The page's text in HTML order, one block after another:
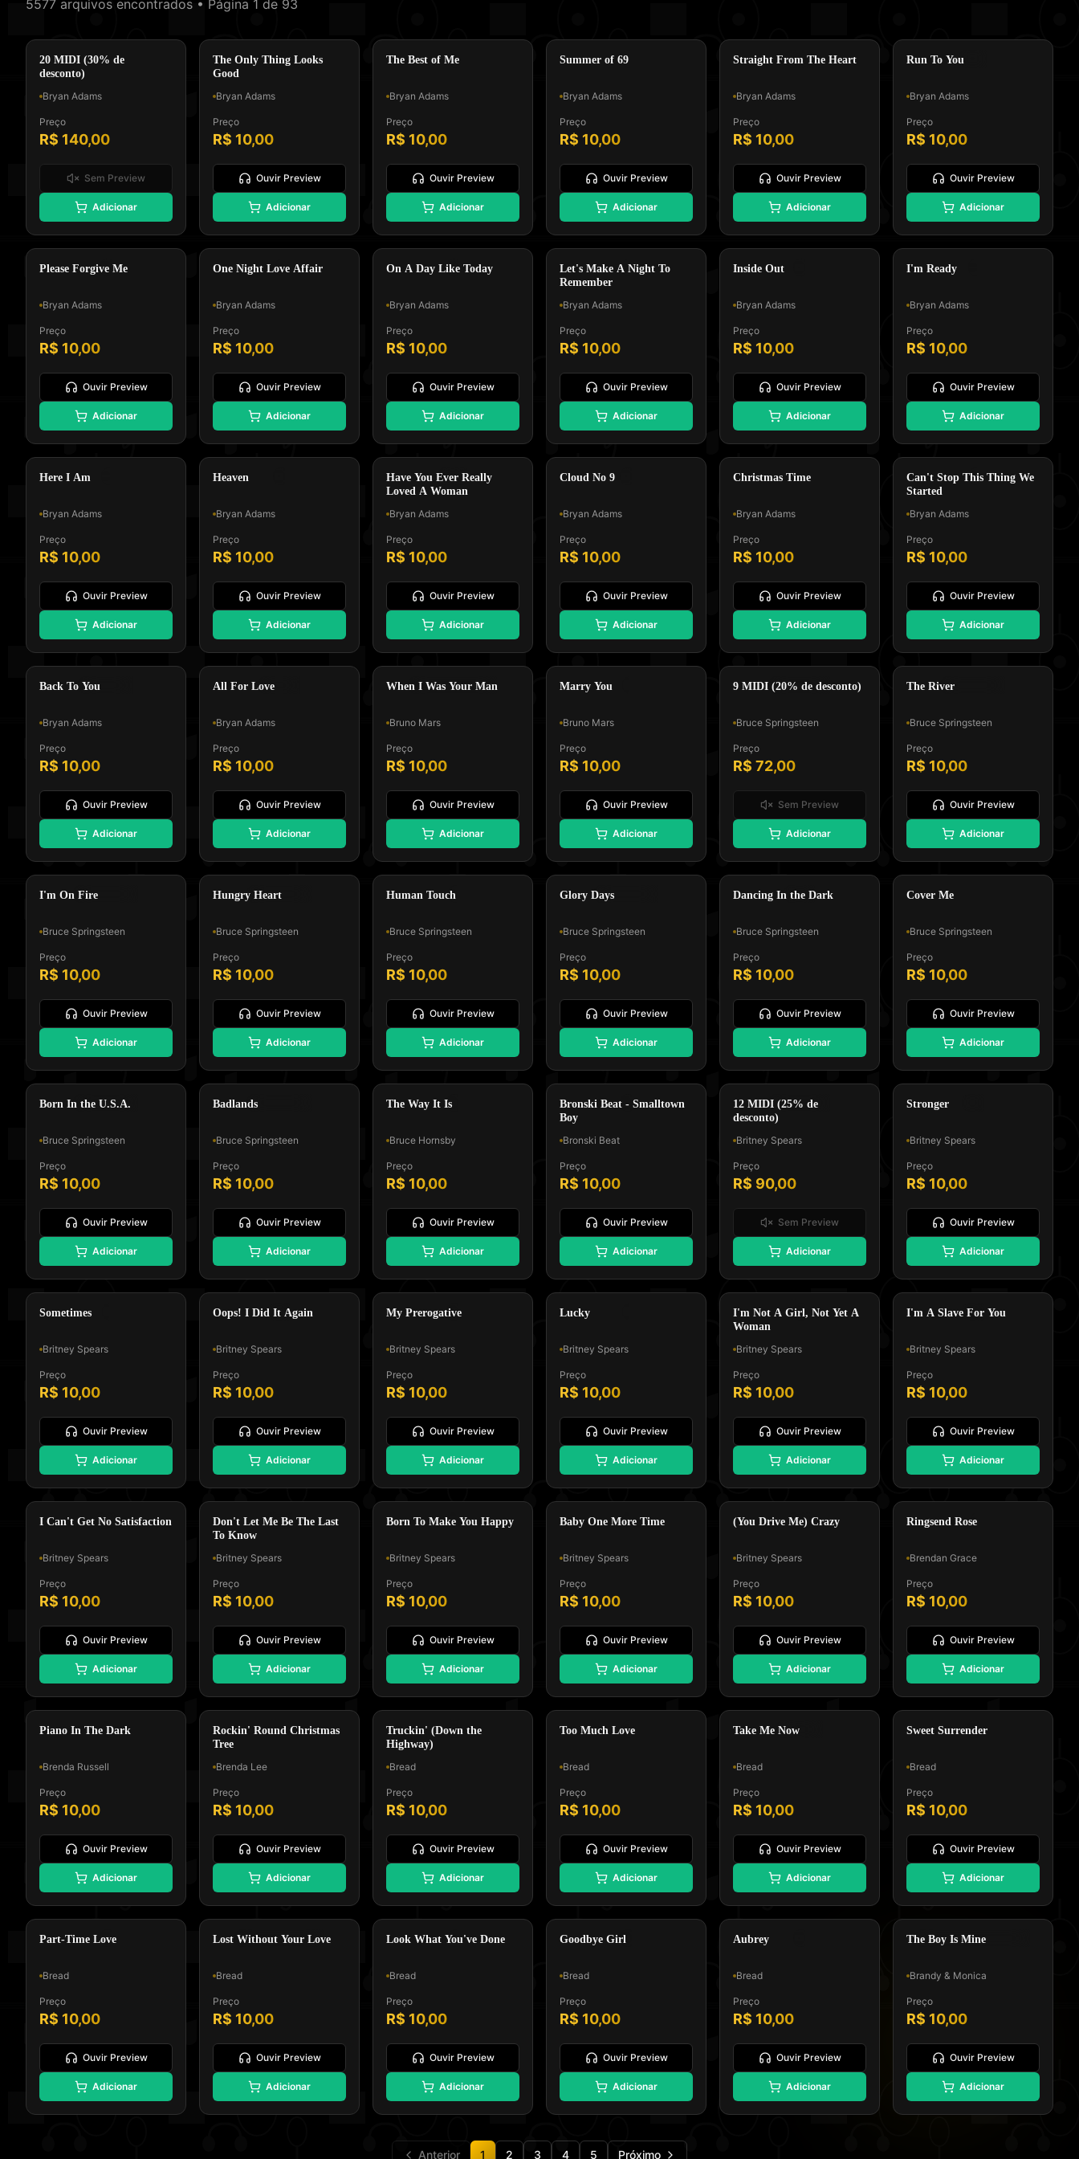
5577 arquivos encontrados • Página 1 de 93
🎵
Padrão GM, Formato 0 e Tipo
COLEÇÃO MIDI
20 MIDI (30% de
desconto)
Bryan Adams
Preço
R$ 140,00
Sem Preview
Adicionar
🎸
Padrão GM, Formato 0 e Tipo
Classic Rock
The Only Thing Looks
Good
Bryan Adams
Preço
R$ 10,00
Ouvir Preview
Adicionar
⭐
The Best of Me
Bryan Adams
Preço
R$ 10,00
Ouvir Preview
Adicionar
⭐
Summer of 69
Bryan Adams
Preço
R$ 10,00
Ouvir Preview
Adicionar
🎸
Rock Ballad
Straight From The Heart
Bryan Adams
Preço
R$ 10,00
Ouvir Preview
Adicionar
🎸
Run To You
Bryan Adams
Preço
R$ 10,00
Ouvir Preview
Adicionar
🎸
Padrão GM, Formato 0 e Tipo
Soft Rock
Please Forgive Me
Bryan Adams
Preço
R$ 10,00
Ouvir Preview
Adicionar
⭐
Padrão GM, Formato 0 e Tipo
Pop Rock
One Night Love Affair
Bryan Adams
Preço
R$ 10,00
Ouvir Preview
Adicionar
🎸
Padrão GM, Formato 0 e Tipo
Soft Rock
On A Day Like Today
Bryan Adams
Preço
R$ 10,00
Ouvir Preview
Adicionar
⭐
Padrão GM, Formato 0 e Tipo
Pop Rock
Let's Make A Night To
Remember
Bryan Adams
Preço
R$ 10,00
Ouvir Preview
Adicionar
🎸
Padrão GM, Formato 0 e Tipo
Inside Out
Bryan Adams
Preço
R$ 10,00
Ouvir Preview
Adicionar
⭐
Padrão GM, Formato 0 e Tipo
I'm Ready
Bryan Adams
Preço
R$ 10,00
Ouvir Preview
Adicionar
⭐
Padrão GM, Formato 0 e Tipo
Here I Am
Bryan Adams
Preço
R$ 10,00
Ouvir Preview
Adicionar
🎸
Padrão GM, Formato 0 e Tipo
Heaven
Bryan Adams
Preço
R$ 10,00
Ouvir Preview
Adicionar
🎸
Padrão GM, Formato 0 e Tipo
Rock Latino
Have You Ever Really
Loved A Woman
Bryan Adams
Preço
R$ 10,00
Ouvir Preview
Adicionar
🎸
Padrão GM, Formato 0 e Tipo
Cloud No 9
Bryan Adams
Preço
R$ 10,00
Ouvir Preview
Adicionar
🎄
Padrão GM, Formato 0 e Tipo
Christmas Time
Bryan Adams
Preço
R$ 10,00
Ouvir Preview
Adicionar
⭐
Padrão GM, Formato 0 e Tipo
Pop Rock
Can't Stop This Thing We
Started
Bryan Adams
Preço
R$ 10,00
Ouvir Preview
Adicionar
🎸
Padrão GM, Formato 0 e Tipo
Back To You
Bryan Adams
Preço
R$ 10,00
Ouvir Preview
Adicionar
🎵
Padrão GM, Formato 0 e Tipo
All For Love
Bryan Adams
Preço
R$ 10,00
Ouvir Preview
Adicionar
🌙
Padrão GM, Formato 0 e Tipo
Balada Romantica
When I Was Your Man
Bruno Mars
Preço
R$ 10,00
Ouvir Preview
Adicionar
🎤
Padrão GM, Formato 0 e Tipo
Marry You
Bruno Mars
Preço
R$ 10,00
Ouvir Preview
Adicionar
🎵
Padrão GM, Formato 0 e Tipo
COLEÇÃO MIDI
9 MIDI (20% de desconto)
Bruce Springsteen
Preço
R$ 72,00
Sem Preview
Adicionar
🎸
Padrão GM, Formato 0 e Tipo
The River
Bruce Springsteen
Preço
R$ 10,00
Ouvir Preview
Adicionar
🎸
Padrão GM, Formato 0 e Tipo
Heartland Rock
I'm On Fire
Bruce Springsteen
Preço
R$ 10,00
Ouvir Preview
Adicionar
🎸
Padrão GM, Formato 0 e Tipo
Heartland Rock
Hungry Heart
Bruce Springsteen
Preço
R$ 10,00
Ouvir Preview
Adicionar
⭐
Padrão GM, Formato 0 e Tipo
Human Touch
Bruce Springsteen
Preço
R$ 10,00
Ouvir Preview
Adicionar
🎸
Padrão GM, Formato 0 e Tipo
Glory Days
Bruce Springsteen
Preço
R$ 10,00
Ouvir Preview
Adicionar
💃
Padrão GM, Formato 0 e Tipo
Dance Rock
Dancing In the Dark
Bruce Springsteen
Preço
R$ 10,00
Ouvir Preview
Adicionar
🎸
Padrão GM, Formato 0 e Tipo
Cover Me
Bruce Springsteen
Preço
R$ 10,00
Ouvir Preview
Adicionar
🎸
Padrão GM, Formato 0 e Tipo
Heartland Rock
Born In the U.S.A.
Bruce Springsteen
Preço
R$ 10,00
Ouvir Preview
Adicionar
🎸
Padrão GM, Formato 0 e Tipo
Badlands
Bruce Springsteen
Preço
R$ 10,00
Ouvir Preview
Adicionar
🎸
Padrão GM, Formato 0 e Tipo
The Way It Is
Bruce Hornsby
Preço
R$ 10,00
Ouvir Preview
Adicionar
🎹
Padrão GM, Formato 0 e Tipo
Synthpop
Bronski Beat - Smalltown
Boy
Bronski Beat
Preço
R$ 10,00
Ouvir Preview
Adicionar
🎵
Padrão GM, Formato 0 e Tipo
COLEÇÃO MIDI
12 MIDI (25% de
desconto)
Britney Spears
Preço
R$ 90,00
Sem Preview
Adicionar
⭐
Padrão GM, Formato 0 e Tipo
Stronger
Britney Spears
Preço
R$ 10,00
Ouvir Preview
Adicionar
⭐
Padrão GM, Formato 0 e Tipo
Sometimes
Britney Spears
Preço
R$ 10,00
Ouvir Preview
Adicionar
⭐
Padrão GM, Formato 0 e Tipo
Dance Pop
Oops! I Did It Again
Britney Spears
Preço
R$ 10,00
Ouvir Preview
Adicionar
🎹
Padrão GM, Formato 0 e Tipo
My Prerogative
Britney Spears
Preço
R$ 10,00
Ouvir Preview
Adicionar
⭐
Padrão GM, Formato 0 e Tipo
Lucky
Britney Spears
Preço
R$ 10,00
Ouvir Preview
Adicionar
🎸
Padrão GM, Formato 0 e Tipo
Soft Rock
I'm Not A Girl, Not Yet A
Woman
Britney Spears
Preço
R$ 10,00
Ouvir Preview
Adicionar
⭐
Padrão GM, Formato 0 e Tipo
Dance Pop
I'm A Slave For You
Britney Spears
Preço
R$ 10,00
Ouvir Preview
Adicionar
⭐
Padrão GM, Formato 0 e Tipo
Dance Pop
I Can't Get No Satisfaction
Britney Spears
Preço
R$ 10,00
Ouvir Preview
Adicionar
⭐
Padrão GM, Formato 0 e Tipo
Balada Pop
Don't Let Me Be The Last
To Know
Britney Spears
Preço
R$ 10,00
Ouvir Preview
Adicionar
⭐
Padrão GM, Formato 0 e Tipo
Teen Pop
Born To Make You Happy
Britney Spears
Preço
R$ 10,00
Ouvir Preview
Adicionar
⭐
Padrão GM, Formato 0 e Tipo
Teen Pop
Baby One More Time
Britney Spears
Preço
R$ 10,00
Ouvir Preview
Adicionar
⭐
Padrão GM, Formato 0 e Tipo
Dance Pop
(You Drive Me) Crazy
Britney Spears
Preço
R$ 10,00
Ouvir Preview
Adicionar
🪕
Padrão GM, Formato 0 e Tipo
Ringsend Rose
Brendan Grace
Preço
R$ 10,00
Ouvir Preview
Adicionar
🎤
Padrão GM, Formato 0 e Tipo
Soul/R&B
Piano In The Dark
Brenda Russell
Preço
R$ 10,00
Ouvir Preview
Adicionar
🎄
Padrão GM, Formato 0 e Tipo
Natal
Rockin' Round Christmas
Tree
Brenda Lee
Preço
R$ 10,00
Ouvir Preview
Adicionar
🎸
Padrão GM, Formato 0 e Tipo
Soft Rock
Truckin' (Down the
Highway)
Bread
Preço
R$ 10,00
Ouvir Preview
Adicionar
⭐
Padrão GM, Formato 0 e Tipo
Too Much Love
Bread
Preço
R$ 10,00
Ouvir Preview
Adicionar
⭐
Padrão GM, Formato 0 e Tipo
Pop Melódico
Take Me Now
Bread
Preço
R$ 10,00
Ouvir Preview
Adicionar
🎸
Padrão GM, Formato 0 e Tipo
Sweet Surrender
Bread
Preço
R$ 10,00
Ouvir Preview
Adicionar
🎸
Padrão GM, Formato 0 e Tipo
Part-Time Love
Bread
Preço
R$ 10,00
Ouvir Preview
Adicionar
🌙
Padrão GM, Formato 0 e Tipo
Balada Romantica
Lost Without Your Love
Bread
Preço
R$ 10,00
Ouvir Preview
Adicionar
⭐
Padrão GM, Formato 0 e Tipo
Pop Rock
Look What You've Done
Bread
Preço
R$ 10,00
Ouvir Preview
Adicionar
🎸
Padrão GM, Formato 0 e Tipo
Goodbye Girl
Bread
Preço
R$ 10,00
Ouvir Preview
Adicionar
🎸
Padrão GM, Formato 0 e Tipo
Aubrey
Bread
Preço
R$ 10,00
Ouvir Preview
Adicionar
🎤
Padrão GM, Formato 0 e Tipo
R&B Contemporaneo
The Boy Is Mine
Brandy & Monica
Preço
R$ 10,00
Ouvir Preview
Adicionar
Anterior 1 2 3 4 5 Próximo